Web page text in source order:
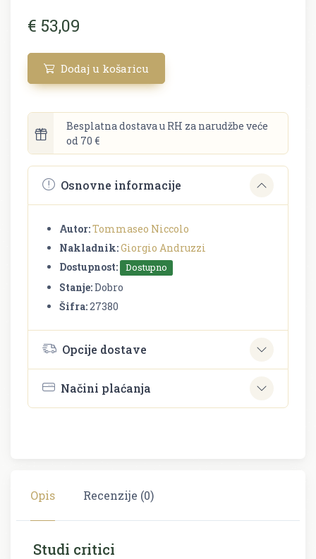
€ 53,09
Dodaj u košaricu
Besplatna dostava u RH za narudžbe veće
od 70 €
Osnovne informacije
Autor:Tommaseo Niccolo
Nakladnik:Giorgio Andruzzi
Dostupnost:
Dostupno
Stanje:Dobro
Šifra:27380
Opcije dostave
Načini plaćanja
Opis Recenzije (0)
Studi critici